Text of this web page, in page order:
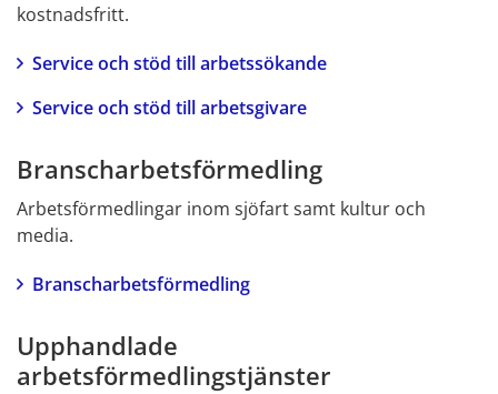
kostnadsfritt.
Service och stöd till arbetssökande
Service och stöd till arbetsgivare
Branscharbetsförmedling
Arbetsförmedlingar inom sjöfart samt kultur och
media.
Branscharbetsförmedling
Upphandlade
arbetsförmedlingstjänster